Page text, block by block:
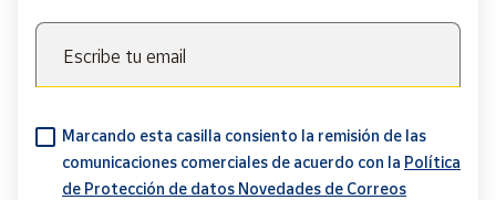
Escribe tu email
Marcando esta casilla consiento la remisión de las
comunicaciones comerciales de acuerdo con la Política
de Protección de datos Novedades de Correos